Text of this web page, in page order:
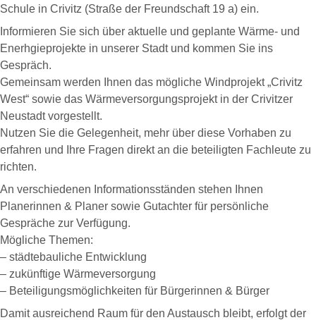
Schule in Crivitz (Straße der Freundschaft 19 a) ein.
Informieren Sie sich über aktuelle und geplante Wärme- und
Enerhgieprojekte in unserer Stadt und kommen Sie ins
Gespräch.
Gemeinsam werden Ihnen das mögliche Windprojekt „Crivitz
West“ sowie das Wärmeversorgungsprojekt in der Crivitzer
Neustadt vorgestellt.
Nutzen Sie die Gelegenheit, mehr über diese Vorhaben zu
erfahren und Ihre Fragen direkt an die beteiligten Fachleute zu
richten.
An verschiedenen Informationsständen stehen Ihnen
Planerinnen & Planer sowie Gutachter für persönliche
Gespräche zur Verfügung.
Mögliche Themen:
– städtebauliche Entwicklung
– zukünftige Wärmeversorgung
– Beteiligungsmöglichkeiten für Bürgerinnen & Bürger
Damit ausreichend Raum für den Austausch bleibt, erfolgt der